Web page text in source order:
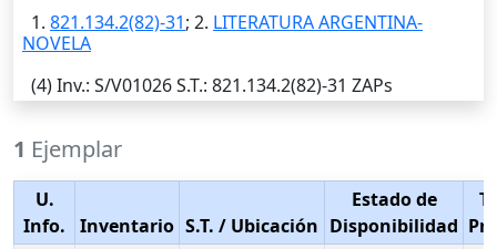
1. 821.134.2(82)-31; 2. LITERATURA ARGENTINA-
NOVELA
(4)Inv.: S/V01026S.T.: 821.134.2(82)-31 ZAPs
1 Ejemplar
U.
Info.
Inventario S.T. / Ubicación
Estado de
Disponibilidad